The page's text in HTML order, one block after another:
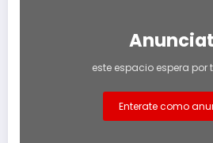
este espacio espera por
Enterate como